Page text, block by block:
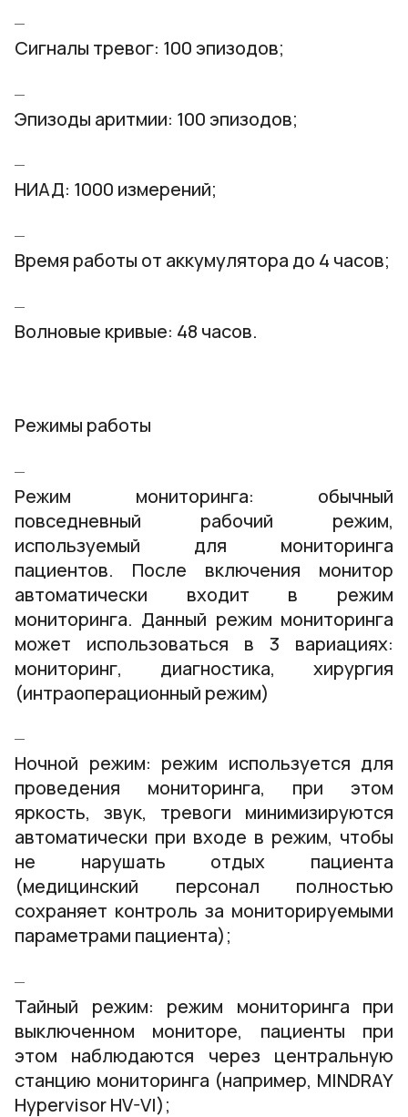
Сигналы тревог: 100 эпизодов;
Эпизоды аритмии: 100 эпизодов;
НИАД: 1000 измерений;
Время работы от аккумулятора до 4 часов;
Волновые кривые: 48 часов.
Режимы работы
Режим мониторинга: обычный
повседневный рабочий режим,
используемый для мониторинга
пациентов. После включения монитор
автоматически входит в режим
мониторинга. Данный режим мониторинга
может использоваться в 3 вариациях:
мониторинг, диагностика, хирургия
(интраоперационный режим)
Ночной режим: режим используется для
проведения мониторинга, при этом
яркость, звук, тревоги минимизируются
автоматически при входе в режим, чтобы
не нарушать отдых пациента
(медицинский персонал полностью
сохраняет контроль за мониторируемыми
параметрами пациента);
Тайный режим: режим мониторинга при
выключенном мониторе, пациенты при
этом наблюдаются через центральную
станцию мониторинга (например, MINDRAY
Hypervisor HV-VI);